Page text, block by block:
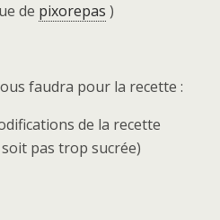
de pixorepas )
faudra pour la recette :
de la recette
pas trop sucrée)